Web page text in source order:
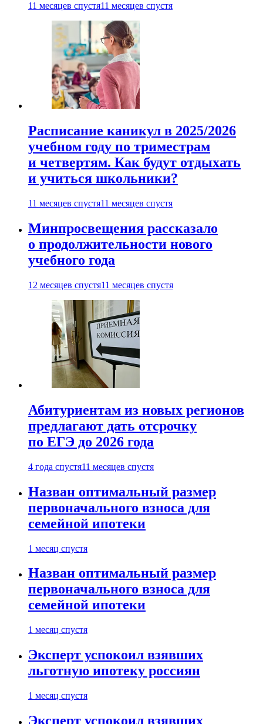
11 месяцев спустя11 месяцев спустя
Расписание каникул в 2025/2026
учебном году по триместрам
и четвертям. Как будут отдыхать
и учиться школьники?
11 месяцев спустя11 месяцев спустя
Минпросвещения рассказало
о продолжительности нового
учебного года
12 месяцев спустя11 месяцев спустя
Абитуриентам из новых регионов
предлагают дать отсрочку
по ЕГЭ до 2026 года
4 года спустя11 месяцев спустя
Назван оптимальный размер
первоначального взноса для
семейной ипотеки
1 месяц спустя
Назван оптимальный размер
первоначального взноса для
семейной ипотеки
1 месяц спустя
Эксперт успокоил взявших
льготную ипотеку россиян
1 месяц спустя
Эксперт успокоил взявших